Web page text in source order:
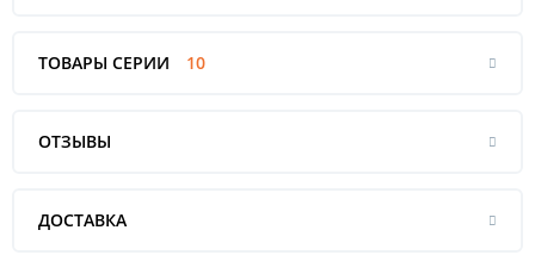
ТОВАРЫ СЕРИИ 10
ОТЗЫВЫ
ДОСТАВКА